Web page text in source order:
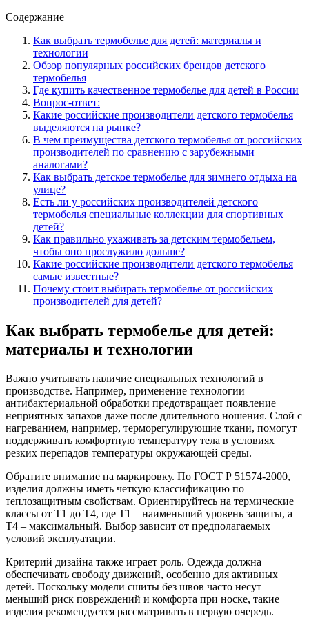
Содержание
Как выбрать термобелье для детей: материалы и
технологии
Обзор популярных российских брендов детского
термобелья
Где купить качественное термобелье для детей в России
Вопрос-ответ:
Какие российские производители детского термобелья
выделяются на рынке?
В чем преимущества детского термобелья от российских
производителей по сравнению с зарубежными
аналогами?
Как выбрать детское термобелье для зимнего отдыха на
улице?
Есть ли у российских производителей детского
термобелья специальные коллекции для спортивных
детей?
Как правильно ухаживать за детским термобельем,
чтобы оно прослужило дольше?
Какие российские производители детского термобелья
самые известные?
Почему стоит выбирать термобелье от российских
производителей для детей?
Как выбрать термобелье для детей:
материалы и технологии
Важно учитывать наличие специальных технологий в
производстве. Например, применение технологии
антибактериальной обработки предотвращает появление
неприятных запахов даже после длительного ношения. Слой с
нагреванием, например, терморегулирующие ткани, помогут
поддерживать комфортную температуру тела в условиях
резких перепадов температуры окружающей среды.
Обратите внимание на маркировку. По ГОСТ Р 51574-2000,
изделия должны иметь четкую классификацию по
теплозащитным свойствам. Ориентируйтесь на термические
классы от T1 до T4, где T1 – наименьший уровень защиты, а
T4 – максимальный. Выбор зависит от предполагаемых
условий эксплуатации.
Критерий дизайна также играет роль. Одежда должна
обеспечивать свободу движений, особенно для активных
детей. Поскольку модели сшиты без швов часто несут
меньший риск повреждений и комфорта при носке, такие
изделия рекомендуется рассматривать в первую очередь.